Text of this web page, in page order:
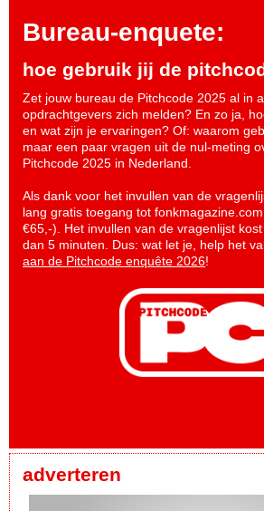
Bureau-enquete:
hoe gebruik jij de
Zet jouw bureau de Pitchcode 2025 al in
opdrachtgevers zich melden? En zo ja,
en wat zijn je ervaringen? Of: waarom
maar een paar vragen uit de nul-meting
Pitchcode 2025 in Nederland.
Als dank voor het invullen van de
lang gratis toegang tot
€65,-). Het invullen van de vragenlijst
dan 5 minuten. Dus: wat let je, help het
aan de Pitchcode enquête 2026!
adverteren